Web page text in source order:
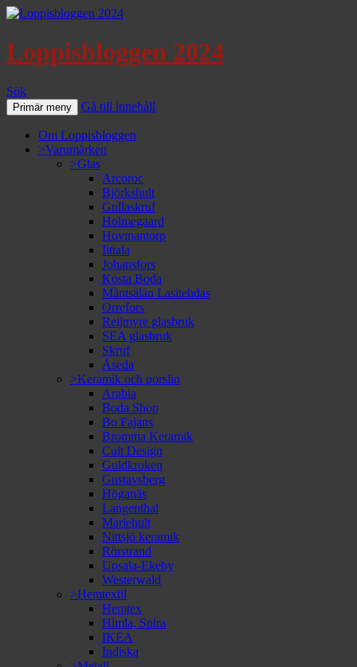
Loppisbloggen 2024
Sök
Primär meny Gå till innehåll
Om Loppisbloggen
>Varumärken
>Glas
Arcoroc
Björkshult
Gullaskruf
Holmegaard
Hovmantorp
Iittala
Johansfors
Kosta Boda
Mäntsälän Lasitehdas
Orrefors
Reijmyre glasbruk
SEA glasbruk
Skruf
Åseda
>Keramik och porslin
Arabia
Boda Shop
Bo Fajans
Bromma Keramik
Cult Design
Guldkroken
Gustavsberg
Höganäs
Langenthal
Mariehult
Nittsjö keramik
Rörstrand
Upsala-Ekeby
Westerwald
>Hemtextil
Hemtex
Himla, Spira
IKEA
Indiska